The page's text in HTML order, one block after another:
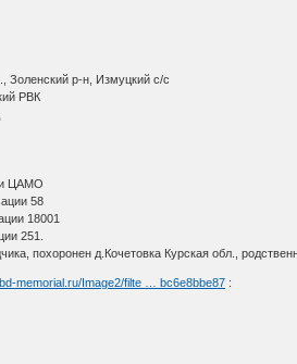
Золенский р-н, Измуцкий с/с
РВК
ЦАМО
58
18001
251.
похоронен д.Кочетовка Курская обл.,
memorial.ru/Image2/filte … bc6e8bbe87 :